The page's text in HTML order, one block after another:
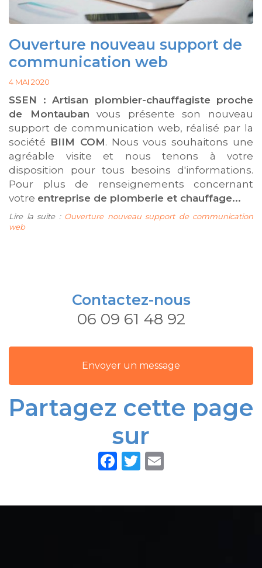
Ouverture nouveau support de
communication web
4 MAI 2020
SSEN : Artisan plombier-chauffagiste proche
de Montauban vous présente son nouveau
support de communication web, réalisé par la
société BIIM COM. Nous vous souhaitons une
agréable visite et nous tenons à votre
disposition pour tous besoins d'informations.
Pour plus de renseignements concernant
votre entreprise de plomberie et chauffage...
Lire la suite : Ouverture nouveau support de communication
web
Contactez-nous
06 09 61 48 92
Envoyer un message
Partagez cette page
sur
Facebook
Twitter